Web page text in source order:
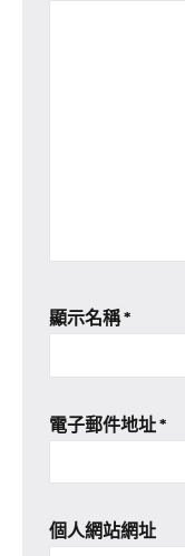
顯示名稱*
電子郵件地址*
個人網站網址